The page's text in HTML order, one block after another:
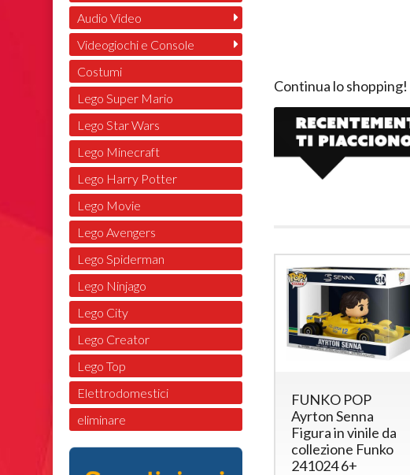
Continua lo shopping!
FUNKO POP
Ayrton Senna
Figura in vinile da
collezione Funko
241024 6+
Audio Video
Videogiochi e Console
Costumi
Lego Super Mario
Lego Star Wars
Lego Minecraft
Lego Harry Potter
Lego Movie
Lego Avengers
Lego Spiderman
Lego Ninjago
Lego City
Lego Creator
Lego Top
Elettrodomestici
eliminare